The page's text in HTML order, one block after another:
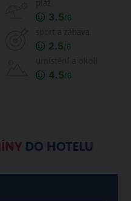
3.5/6
2.5/6
4.5/6
DO HOTELU